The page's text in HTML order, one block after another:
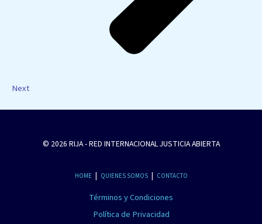
Next
© 2026 RIJA - RED INTERNACIONAL JUSTICIA ABIERTA
HOME| QUIENES SOMOS| CONTACTO
Términos y Condiciones
Política de Privacidad